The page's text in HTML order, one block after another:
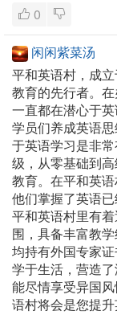
0
闲闲紫菜汤
平和英语村，成
教育的先行者。
一直都在潜心于
学员们养成英语
于英语学习是非
级，从零基础到
教育。在平和英
他们掌握了英语
平和英语村里有
围，具备丰富教
均持有外国专家
学于生活，营造
能尽情享受异国
语村将会是您提升